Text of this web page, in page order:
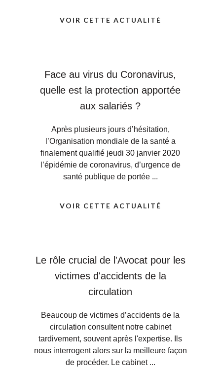
VOIR CETTE ACTUALITÉ
Face au virus du Coronavirus,
quelle est la protection apportée
aux salariés ?
Après plusieurs jours d’hésitation,
l’Organisation mondiale de la santé a
finalement qualifié jeudi 30 janvier 2020
l’épidémie de coronavirus, d’urgence de
santé publique de portée ...
VOIR CETTE ACTUALITÉ
Le rôle crucial de l'Avocat pour les
victimes d'accidents de la
circulation
Beaucoup de victimes d’accidents de la
circulation consultent notre cabinet
tardivement, souvent après l'expertise. Ils
nous interrogent alors sur la meilleure façon
de procéder. Le cabinet ...